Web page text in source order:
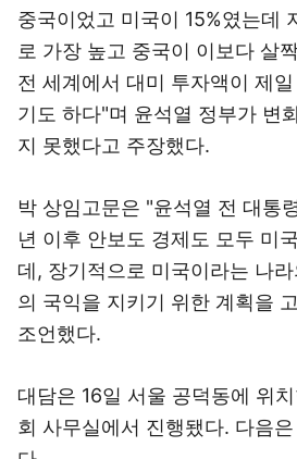
중국이었고 미국이 15%였는데
로 가장 높고 중국이 이보다 살
전 세계에서 대미 투자액이 제
기도 하다"며 윤석열 정부가 변
지 못했다고 주장했다.
박 상임고문은 "윤석열 전 대통
년 이후 안보도 경제도 모두 미
데, 장기적으로 미국이라는 나
의 국익을 지키기 위한 계획을
조언했다.
대담은 16일 서울 공덕동에 위
회 사무실에서 진행됐다. 다음